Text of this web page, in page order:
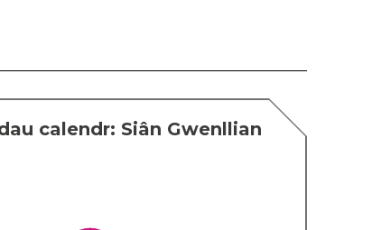
calendr: Siân Gwenllian